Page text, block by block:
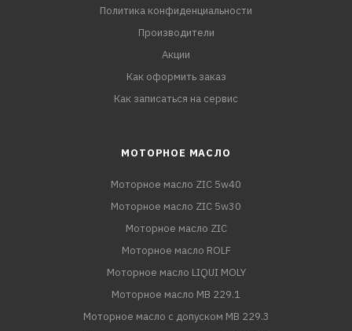
Политика конфиденциальности
Производители
Акции
Как оформить заказ
Как записаться на сервис
МОТОРНОЕ МАСЛО
Моторное масло ZIC 5w40
Моторное масло ZIC 5w30
Моторное масло ZIC
Моторное масло ROLF
Моторное масло LIQUI MOLY
Моторное масло MB 229.1
Моторное масло с допуском MB 229.3